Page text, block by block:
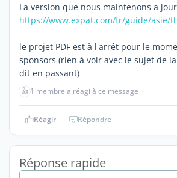
La version que nous maintenons a
https://www.expat.com/fr/guide/asie/
le projet PDF est à l'arrêt pour le
sponsors (rien à voir avec le sujet de
dit en passant)
👍 1 membre a réagi à ce message
Réagir Répondre
Réponse rapide